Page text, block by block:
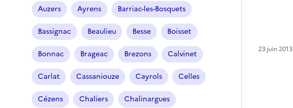
Auzers Ayrens Barriac-les-Bosquets
Bassignac Beaulieu Besse Boisset
Bonnac Brageac Brezons Calvinet
Carlat Cassaniouze Cayrols Celles
Cézens Chaliers Chalinargues
23 juin 2013